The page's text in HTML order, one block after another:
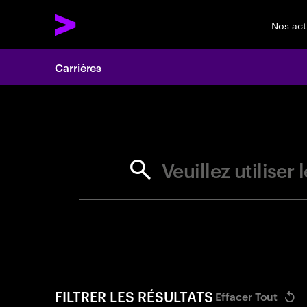
Nos
Carrières
Veuillez utiliser
FILTRER LES RÉSULTATS Effacer Tout